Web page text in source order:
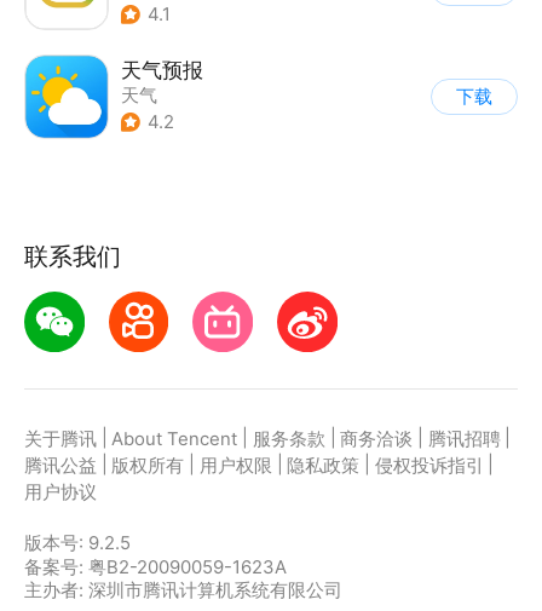
4.1
天气预报
天气
4.2
下载
联系我们
关于腾讯 About Tencent 服务条款 商务洽谈 腾讯招聘
腾讯公益
版权所有 用户权限 隐私政策 侵权投诉指引
用户协议
版本号: 9.2.5
备案号: 粤B2-20090059-1623A
主办者: 深圳市腾讯计算机系统有限公司